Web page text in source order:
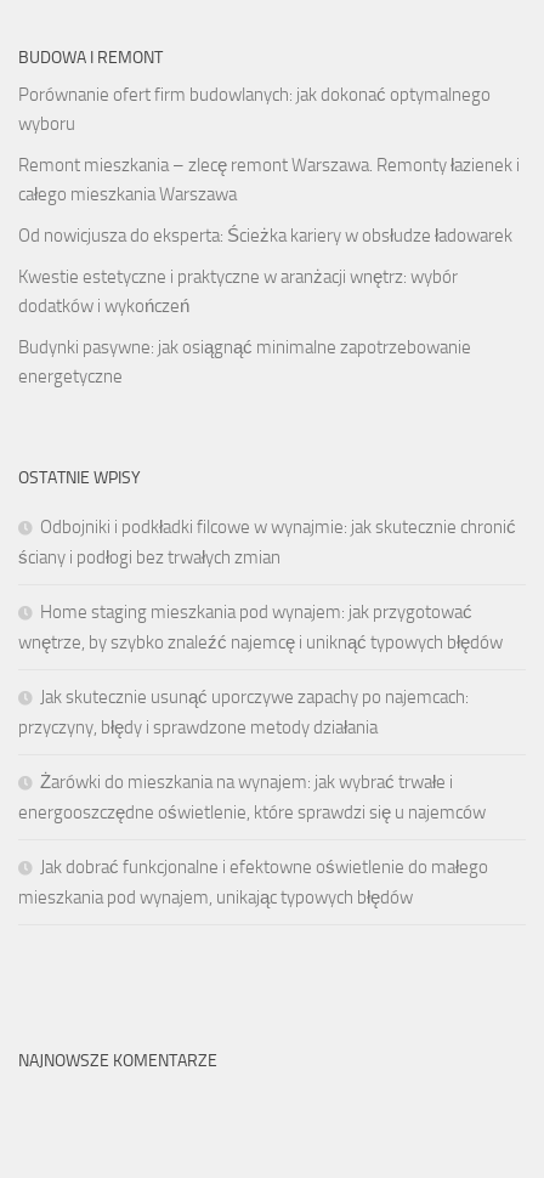
BUDOWA I REMONT
Porównanie ofert firm budowlanych: jak dokonać optymalnego
wyboru
Remont mieszkania – zlecę remont Warszawa. Remonty łazienek i
całego mieszkania Warszawa
Od nowicjusza do eksperta: Ścieżka kariery w obsłudze ładowarek
Kwestie estetyczne i praktyczne w aranżacji wnętrz: wybór
dodatków i wykończeń
Budynki pasywne: jak osiągnąć minimalne zapotrzebowanie
energetyczne
OSTATNIE WPISY
Odbojniki i podkładki filcowe w wynajmie: jak skutecznie chronić
ściany i podłogi bez trwałych zmian
Home staging mieszkania pod wynajem: jak przygotować
wnętrze, by szybko znaleźć najemcę i uniknąć typowych błędów
Jak skutecznie usunąć uporczywe zapachy po najemcach:
przyczyny, błędy i sprawdzone metody działania
Żarówki do mieszkania na wynajem: jak wybrać trwałe i
energooszczędne oświetlenie, które sprawdzi się u najemców
Jak dobrać funkcjonalne i efektowne oświetlenie do małego
mieszkania pod wynajem, unikając typowych błędów
NAJNOWSZE KOMENTARZE